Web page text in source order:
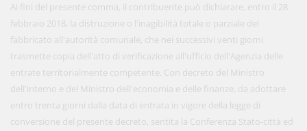
Ai fini del presente comma, il contribuente può dichiarare, entro il 28
febbraio 2018, la distruzione o l'inagibilità totale o parziale del
fabbricato all'autorità comunale, che nei successivi venti giorni
trasmette copia dell'atto di verificazione all'ufficio dell'Agenzia delle
entrate territorialmente competente. Con decreto del Ministro
dell'interno e del Ministro dell'economia e delle finanze, da adottare
entro trenta giorni dalla data di entrata in vigore della legge di
conversione del presente decreto, sentita la Conferenza Stato-città ed